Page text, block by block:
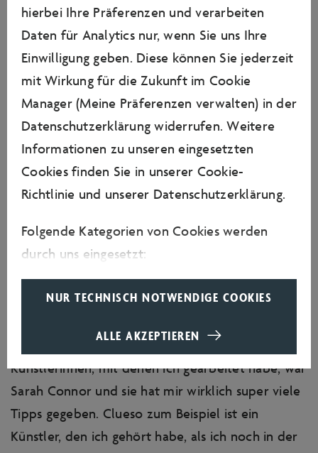
Sommerfestival in der Autostadt in Wolfsburg
auf. Viele Künstlerinnen und Künstler, die
ebenfalls beim Sommerfestival der Autostadt
auftreten, kennen Sie gut, unter anderem Sarah
Connor, Johannes Oerding, Max Giesinger, LEA
und Clueso. Wie würden Sie die Künstlerinnen
und Künstler in nur wenigen Worten beschreiben?
Was macht aus Ihrer Sicht die Auftritte dieser
Künstlerinnen und Künstler so einzigartig?"
Santos: „Alle aufgezählte Künstlerinnen und
Künstler sind natürlich super wichtige Personen in
meinem Leben geworden bzw. sogar richtige
Freunde, aber auch Leute ohne Musikbackground,
der Karriere. Ich glaube, eine der ersten
Künstlerinnen, mit denen ich gearbeitet habe, war
Sarah Connor und sie hat mir wirklich super viele
Tipps gegeben. Clueso zum Beispiel ist ein
Künstler, den ich gehört habe, als ich noch in der
hierbei Ihre Präferenzen und verarbeiten
Daten für Analytics nur, wenn Sie uns Ihre
Einwilligung geben. Diese können Sie jederzeit
mit Wirkung für die Zukunft im Cookie
Manager (Meine Präferenzen verwalten) in der
Datenschutzerklärung widerrufen. Weitere
Informationen zu unseren eingesetzten
Cookies finden Sie in unserer Cookie-
Richtlinie und unserer Datenschutzerklärung.
Folgende Kategorien von Cookies werden
durch uns eingesetzt:
Erforderliche Cookies
Website nutzbar zu machen, indem sie
Grundfunktionen wie Seitennavigation und
Zugriﬀ auf sichere Bereiche der Website
ermöglichen. Die Website kann ohne diese
Cookies nicht richtig funktionieren.
NUR TECHNISCH NOTWENDIGE COOKIES
ALLE AKZEPTIEREN